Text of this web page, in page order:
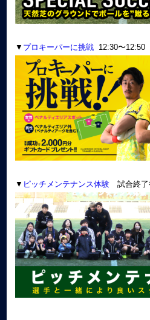
▼ プロキーパーに挑戦12:30〜12:50
▼ ピッチメンテナンス体験試合終